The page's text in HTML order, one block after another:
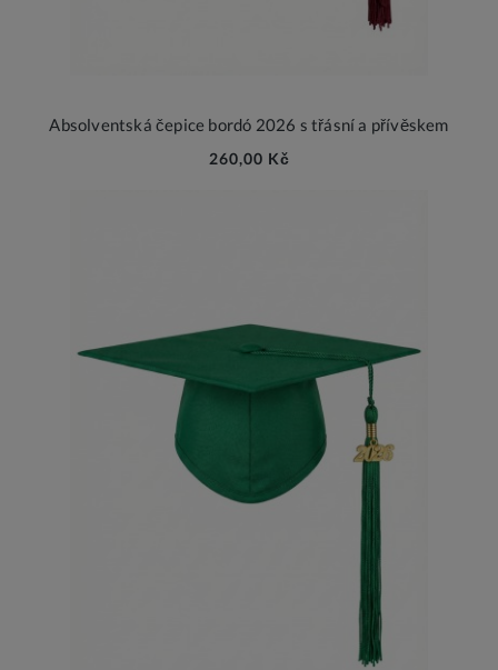
Absolventská čepice bordó 2026 s třásní a přívěskem
260,00 Kč